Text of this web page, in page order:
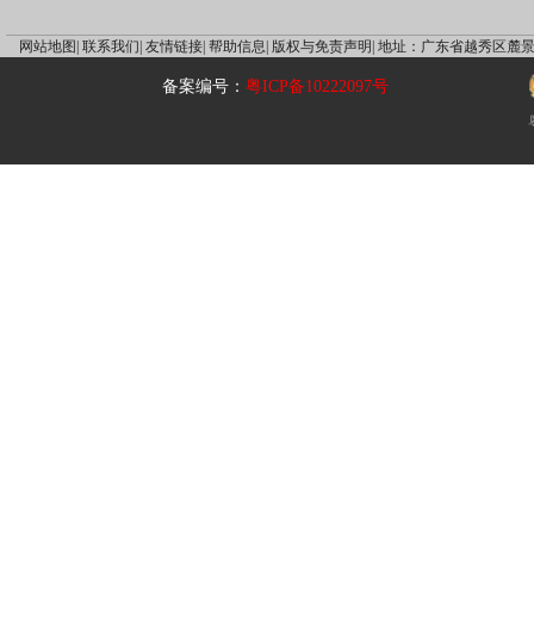
网站地图| 联系我们| 友情链接| 帮助信息| 版权与免责声明| 地址：广东省越秀区麓
备案编号：粤ICP备10222097号